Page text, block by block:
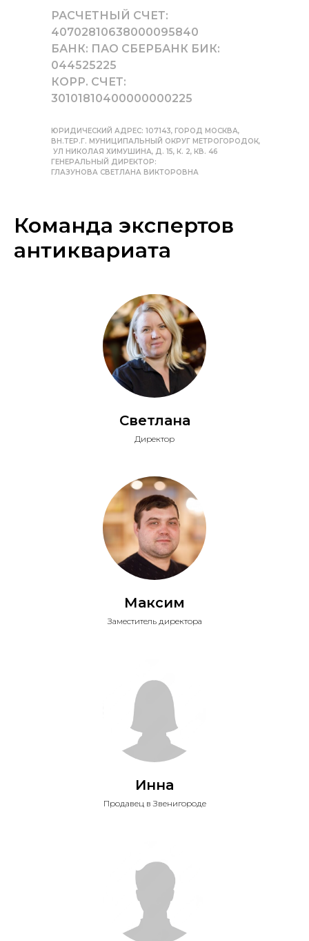
РАСЧЕТНЫЙ СЧЕТ:
40702810638000095840
БАНК: ПАО СБЕРБАНК БИК:
044525225
КОРР. СЧЕТ:
30101810400000000225
ЮРИДИЧЕСКИЙ АДРЕС: 107143, ГОРОД МОСКВА,
ВН.ТЕР.Г. МУНИЦИПАЛЬНЫЙ ОКРУГ МЕТРОГОРОДОК,
УЛ НИКОЛАЯ ХИМУШИНА, Д. 15, К. 2, КВ. 46
ГЕНЕРАЛЬНЫЙ ДИРЕКТОР:
ГЛАЗУНОВА СВЕТЛАНА ВИКТОРОВНА
Команда экспертов
антиквариата
Светлана
Директор
Максим
Заместитель директора
Инна
Продавец в Звенигороде